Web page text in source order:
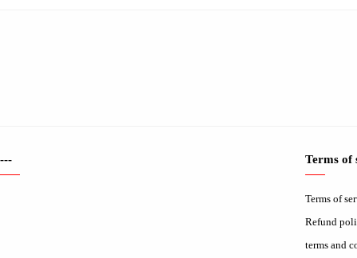
--- Terms of
Terms of
Refund
terms and